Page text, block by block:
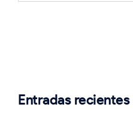
Entradas recientes